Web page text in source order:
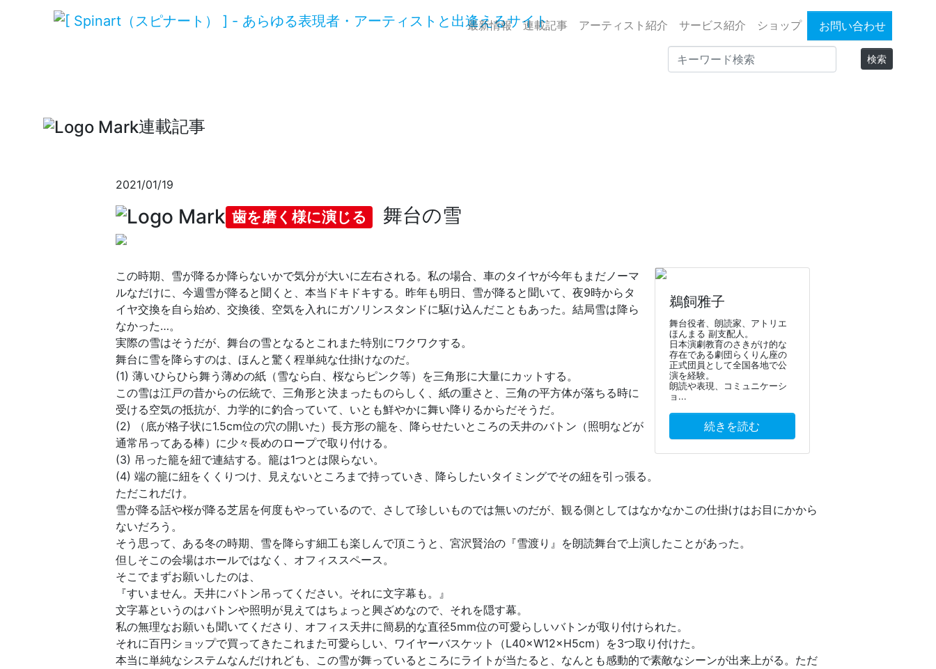
最新情報 連載記事 アーティスト紹介 サービス紹介 ショップ お問い合わせ
連載記事
2021/01/19
歯を磨く様に演じる 舞台の雪
鵜飼雅子
舞台役者、朗読家、アトリエ
ほんまる 副支配人。
日本演劇教育のさきがけ的な
存在である劇団らくりん座の
正式団員として全国各地で公
演を経験。
朗読や表現、コミュニケーシ
ョ...
続きを読む
この時期、雪が降るか降らないかで気分が大いに左右される。私の場合、車のタイヤが今年もまだノーマ
ルなだけに、今週雪が降ると聞くと、本当ドキドキする。昨年も明日、雪が降ると聞いて、夜9時からタ
イヤ交換を自ら始め、交換後、空気を入れにガソリンスタンドに駆け込んだこともあった。結局雪は降ら
なかった…。
実際の雪はそうだが、舞台の雪となるとこれまた特別にワクワクする。
舞台に雪を降らすのは、ほんと驚く程単純な仕掛けなのだ。
(1) 薄いひらひら舞う薄めの紙（雪なら白、桜ならピンク等）を三角形に大量にカットする。
この雪は江戸の昔からの伝統で、三角形と決まったものらしく、紙の重さと、三角の平方体が落ちる時に
受ける空気の抵抗が、力学的に釣合っていて、いとも鮮やかに舞い降りるからだそうだ。
(2) （底が格子状に1.5cm位の穴の開いた）長方形の籠を、降らせたいところの天井のバトン（照明などが
通常吊ってある棒）に少々長めのロープで取り付ける。
(3) 吊った籠を紐で連結する。籠は1つとは限らない。
(4) 端の籠に紐をくくりつけ、見えないところまで持っていき、降らしたいタイミングでその紐を引っ張る。
ただこれだけ。
雪が降る話や桜が降る芝居を何度もやっているので、さして珍しいものでは無いのだが、観る側としてはなかなかこの仕掛けはお目にかから
ないだろう。
そう思って、ある冬の時期、雪を降らす細工も楽しんで頂こうと、宮沢賢治の『雪渡り』を朗読舞台で上演したことがあった。
但しそこの会場はホールではなく、オフィススペース。
そこでまずお願いしたのは、
『すいません。天井にバトン吊ってください。それに文字幕も。』
文字幕というのはバトンや照明が見えてはちょっと興ざめなので、それを隠す幕。
私の無理なお願いも聞いてくださり、オフィス天井に簡易的な直径5mm位の可愛らしいバトンが取り付けられた。
それに百円ショップで買ってきたこれまた可愛らしい、ワイヤーバスケット（L40×W12×H5cm）を3つ取り付けた。
本当に単純なシステムなんだけれども、この雪が舞っているところにライトが当たると、なんとも感動的で素敵なシーンが出来上がる。ただ